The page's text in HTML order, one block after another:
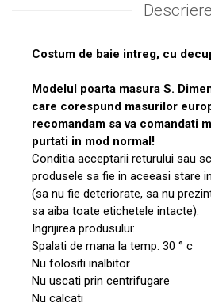
Descriere
Costum de baie intreg, cu
Modelul poarta masura S.
care corespund masurilor
recomandam sa va comandati
purtati in mod normal!
Conditia acceptarii returului sau
produsele sa fie in aceeasi stare
(sa nu fie deteriorate, sa nu
sa aiba toate etichetele intacte).
Ingrijirea produsului:
Spalati de mana la temp. 30 ° c
Nu folositi inalbitor
Nu uscati prin centrifugare
Nu calcati